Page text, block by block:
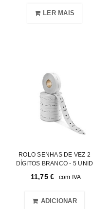
LER MAIS
ROLO SENHAS DE VEZ 2
DÍGITOS BRANCO - 5 UNID
11,75€ com IVA
ADICIONAR